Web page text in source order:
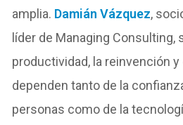
amplia. Damián Vázquez,
líder de Managing Consulting,
productividad, la reinvención
dependen tanto de la
personas como de la